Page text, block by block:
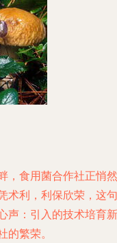
，食用菌合作社正悄然
术利，利保欣荣，这句
声：引入的技术培育新
繁荣。